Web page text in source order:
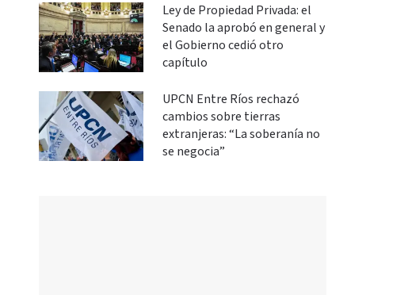
Ley de Propiedad Privada: el
Senado la aprobó en general y
el Gobierno cedió otro
capítulo
UPCN Entre Ríos rechazó
cambios sobre tierras
extranjeras: “La soberanía no
se negocia”